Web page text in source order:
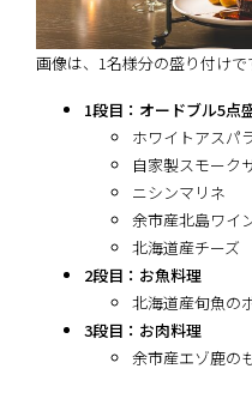
画像は、1名様分の盛り付けで
1段目：オードブル5点
ホワイトアスパ
自家製スモーク
ニシンマリネ
余市産北島ワイ
北海道産チーズ
2段目：お魚料理
北海道産旬魚の
3段目：お肉料理
余市産エゾ鹿の